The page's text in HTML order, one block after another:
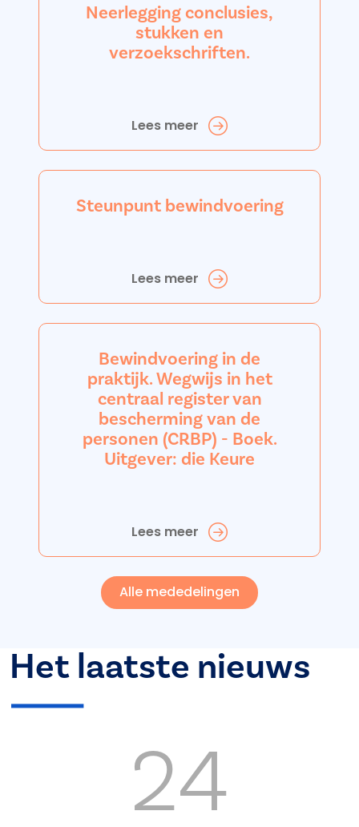
Neerlegging conclusies,
stukken en
verzoekschriften.
Lees meer
Steunpunt bewindvoering
Lees meer
Bewindvoering in de
praktijk. Wegwijs in het
centraal register van
bescherming van de
personen (CRBP) - Boek.
Uitgever: die Keure
Lees meer
Alle mededelingen
Het laatste nieuws
24